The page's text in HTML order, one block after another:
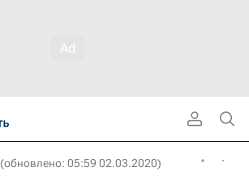
(обновлено: 05:59 02.03.2020)